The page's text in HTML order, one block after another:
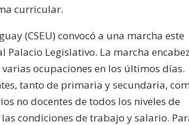
aumentar
o
disminuir
el
volumen.
curricular.
(CSEU) convocó a una marcha este
Legislativo. La marcha
ocupaciones en los últimos días.
tanto de primaria y secundaria,
no docentes de todos los niveles de
condiciones de trabajo y salario.